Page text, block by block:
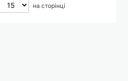
на сторінці